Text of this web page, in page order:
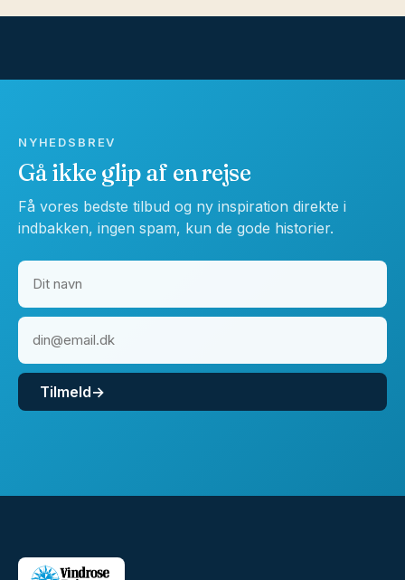
NYHEDSBREV
Gå ikke glip af en rejse
Få vores bedste tilbud og ny inspiration direkte i
indbakken, ingen spam, kun de gode historier.
Tilmeld→